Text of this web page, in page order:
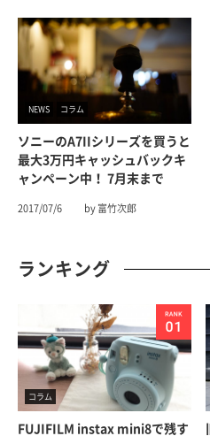
NEWS コラム
ソニーのα7IIシリーズを買うと
最大3万円キャッシュバックキ
ャンペーン中！ 7月末まで
2017/07/6 by 富竹次郎
ランキング
コラム
FUJIFILM instax mini8で残す